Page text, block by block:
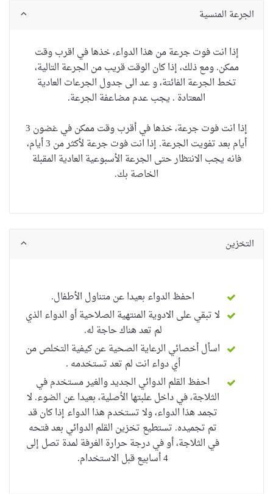
الجرعة المنسية
إذا انت فوت جرعة من هذا الدواء، خذها في اقرب وقت
ممكن. ومع ذلك، إذا كان الوقت قريب من الجرعة التالية،
تخط الجرعة الفائتة، و عد الى جدول الجرعات العادية
المعتادة . يجب عدم مضاعفة الجرعة.
إذا انت فوت جرعة، خذها في أقرب وقت ممكن في غضون 3
أيام بعد تفويت الجرعة. إذا انت فوت جرعة لأكثر من 3 أيام،
فانه يجب الانتظار حتى الجرعة الأسبوعية العادية المقبلة
الخاصة بك.
التخزين
احفظ الدواء بعيدا عن متناول الأطفال.
لا تبقي على الادوية المنتهية الصلاحية أو الدواء الذي
لم تعد هناك حاجة له.
اسأل أخصائي الرعاية الصحية عن كيفية التخلص من
أي دواء انت لم تعد تستخدمه .
احفظ القلم الدوائي الجديد والغير مستخدم في
الثلاجة، في داخل علبتها الأصلية، بعيدا عن الضوء.لا
تجمد هذا الدواء، ولا تستخدم هذا الدواء إذا كان قد
تم تجميده. تستطيع تخزين القلم الدوائي بعدفتحه
في الثلاجة، أو في درجة حرارة الغرفة لمدة تصل إلى
4 أسابيع قبل الاستخدام.